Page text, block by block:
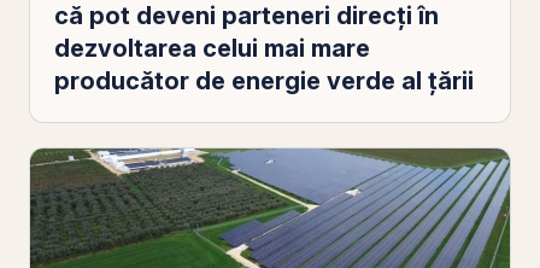
că pot deveni parteneri direcți în
dezvoltarea celui mai mare
producător de energie verde al țării